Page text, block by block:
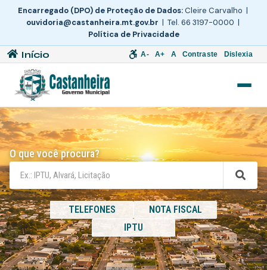
Encarregado (DPO) de Proteção de Dados:Cleire Carvalho |
ouvidoria@castanheira.mt.gov.br | Tel. 66 3197-0000 |
Política de Privacidade
Início A- A+ A Contraste Dislexia
O que você procura?
TELEFONES
NOTA FISCAL
IPTU